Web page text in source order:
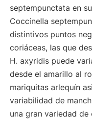
septempunctata en
Coccinella
distintivos puntos
coriáceas, las que
H. axyridis puede
desde el amarillo al
mariquitas arlequín
variabilidad de
una gran variedad